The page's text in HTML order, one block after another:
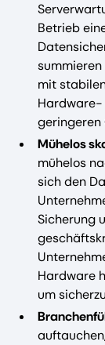
Betrieb
summieren
mit
Hardware-
geringeren
Mühelos
mühelos
sich den
Sicherung
Hardware
um